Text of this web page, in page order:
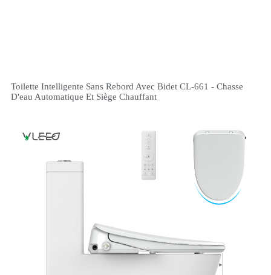
Toilette Intelligente Sans Rebord Avec Bidet CL-661 - Chasse
D'eau Automatique Et Siège Chauffant